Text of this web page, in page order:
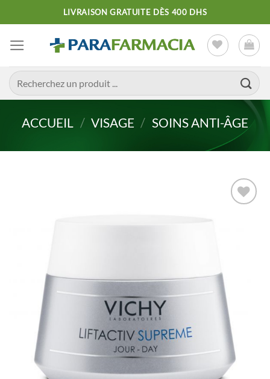
au
contenu
LIVRAISON GRATUITE DÈS 400 DHS
Recherche
pour :
ACCUEIL / VISAGE / SOINS ANTI-ÂGE